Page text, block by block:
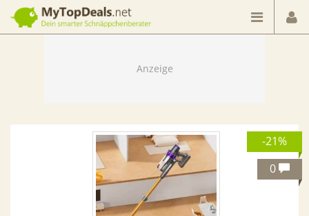
Dein smarter Schnäppchenberater
-21%
0